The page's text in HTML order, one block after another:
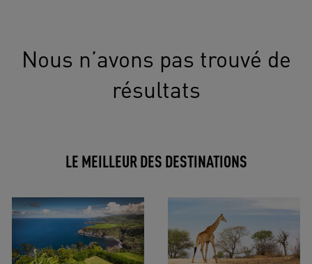
Nous n’avons pas trouvé de
résultats
LE MEILLEUR DES DESTINATIONS